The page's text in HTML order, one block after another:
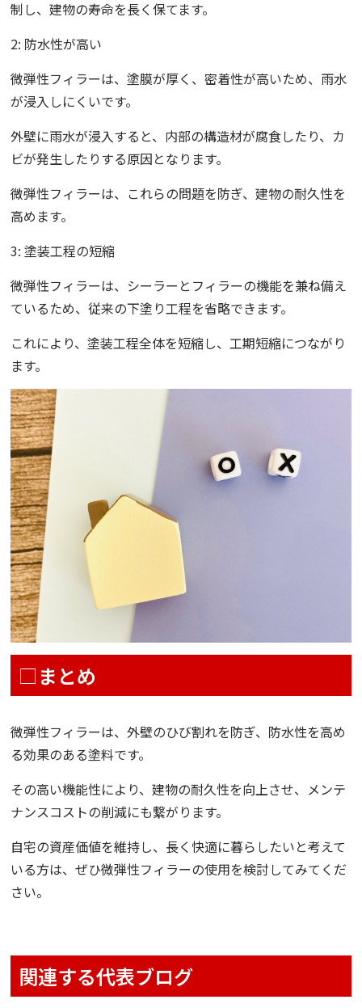
制し、建物の寿命を長く保てます。
2: 防水性が高い
微弾性フィラーは、塗膜が厚く、密着性が高いため、雨水
が浸入しにくいです。
外壁に雨水が浸入すると、内部の構造材が腐食したり、カ
ビが発生したりする原因となります。
微弾性フィラーは、これらの問題を防ぎ、建物の耐久性を
高めます。
3: 塗装工程の短縮
微弾性フィラーは、シーラーとフィラーの機能を兼ね備え
ているため、従来の下塗り工程を省略できます。
これにより、塗装工程全体を短縮し、工期短縮につながり
ます。
□まとめ
微弾性フィラーは、外壁のひび割れを防ぎ、防水性を高め
る効果のある塗料です。
その高い機能性により、建物の耐久性を向上させ、メンテ
ナンスコストの削減にも繋がります。
自宅の資産価値を維持し、長く快適に暮らしたいと考えて
いる方は、ぜひ微弾性フィラーの使用を検討してみてくだ
さい。
関連する代表ブログ